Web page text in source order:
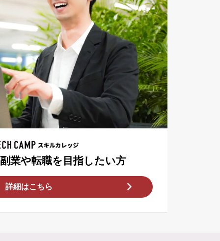
業や転職を目指したい方
詳細はこちら